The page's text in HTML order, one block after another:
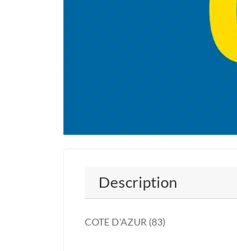
Description
COTE D'AZUR (83)